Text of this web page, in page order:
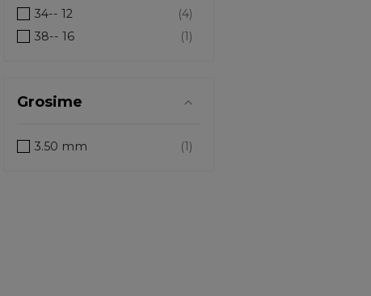
34-- 12
38-- 16
57-- 30
60
Grosime
3.50 mm